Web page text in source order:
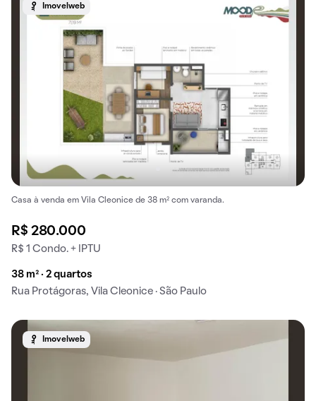
Imovelweb
Casa à venda em Vila Cleonice de 38 m² com varanda.
R$ 280.000
R$ 1 Condo. + IPTU
38 m² · 2 quartos
Rua Protágoras, Vila Cleonice · São Paulo
Imovelweb